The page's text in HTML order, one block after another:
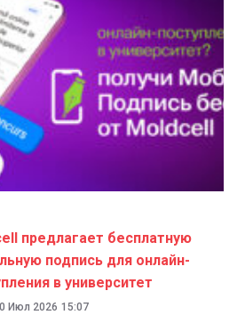
предлагает бесплатную
подпись для онлайн-
в университет
Июл 2026 15:07